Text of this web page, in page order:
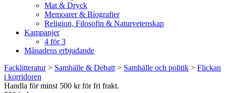
Mat & Dryck
Memoarer & Biografier
Religion, Filosofin & Naturvetenskap
Kampanjer
4 för 3
Månadens erbjudande
Facklitteratur> Samhälle & Debatt > Samhälle och politik > Flickan
i korridoren
Handla för minst 500 kr för fri frakt.